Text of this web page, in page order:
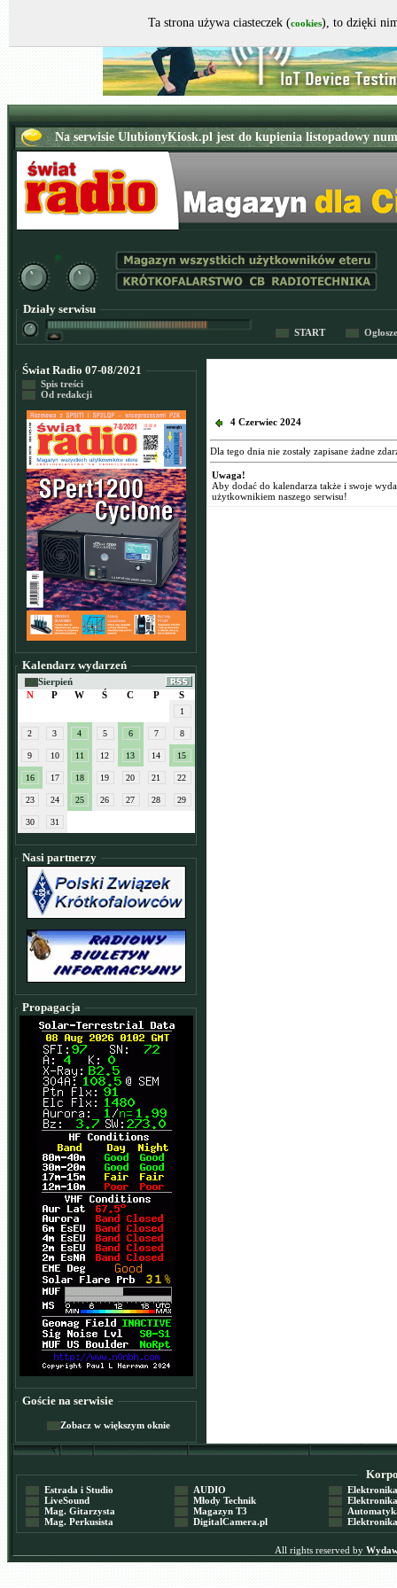
Działy serwisu
START
Świat Radio 07-08/2021
Spis treści
Od redakcji
Kalendarz wydarzeń
Sierpień
N
P W Ś C P S
1
2 3 4 5 6 7 8
9 10 11 12 13 14 15
16 17 18 19 20 21 22
23 24 25 26 27 28 29
30 31
Nasi partnerzy
Propagacja
Goście na serwisie
Zobacz w większym oknie
4 Czerwiec 2024
Dla tego dnia nie zostały zapisane żadne
Uwaga!
Aby dodać do kalendarza także i swoje
użytkownikiem naszego serwisu!
Estrada i Studio
LiveSound
Mag. Gitarzysta
Mag. Perkusista
AUDIO
Młody Technik
Magazyn T3
DigitalCamera.pl
Elektronika
Elektronika
Automatyka
Elektronika
All rights reserved by
Ta strona używa ciasteczek (cookies), to dzięki